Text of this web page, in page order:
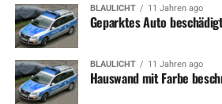
BLAULICHT 11 Jahren ago
Geparktes Auto
BLAULICHT 11 Jahren ago
Hauswand mit Farbe